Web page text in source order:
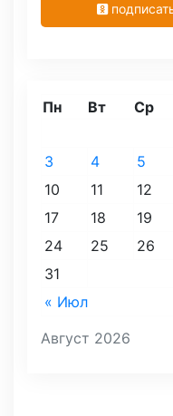
Август 2026
Пн Вт Ср
« Июл
3
4 5
10
11 12
17
18 19
24
25 26
31